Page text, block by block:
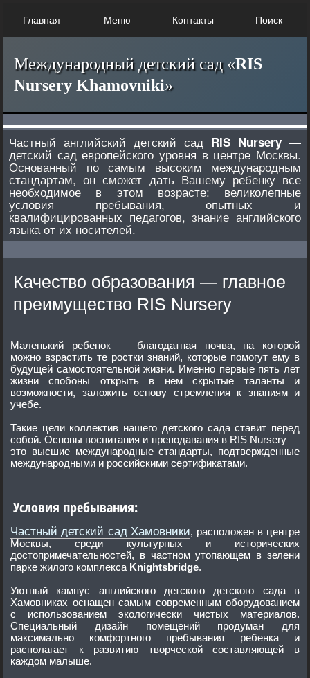
Главная Меню Контакты Поиск
Международный детский сад «RIS
Nursery Khamovniki»
Частный английский детский сад RIS Nursery —
детский сад европейского уровня в центре Москвы.
Основанный по самым высоким международным
стандартам, он сможет дать Вашему ребенку все
необходимое в этом возрасте: великолепные
условия пребывания, опытных и
квалифицированных педагогов, знание английского
языка от их носителей.
Качество образования — главное
преимущество RIS Nursery
Маленький ребенок — благодатная почва, на которой
можно взрастить те ростки знаний, которые помогут ему в
будущей самостоятельной жизни. Именно первые пять лет
жизни спобоны открыть в нем скрытые таланты и
возможности, заложить основу стремления к знаниям и
учебе.
Такие цели коллектив нашего детского сада ставит перед
собой. Основы воспитания и преподавания в RIS Nursery —
это высшие международные стандарты, подтвержденные
международными и российскими сертификатами.
Условия пребывания:
Частный детский сад Хамовники, расположен в центре
Москвы, среди культурных и исторических
достопримечательностей, в частном утопающем в зелени
парке жилого комплекса Knightsbridge.
Уютный кампус английского детского детского сада в
Хамовниках оснащен самым современным оборудованием
с использованием экологически чистых материалов.
Специальный дизайн помещений продуман для
максимально комфортного пребывания ребенка и
располагает к развитию творческой составляющей в
каждом малыше.